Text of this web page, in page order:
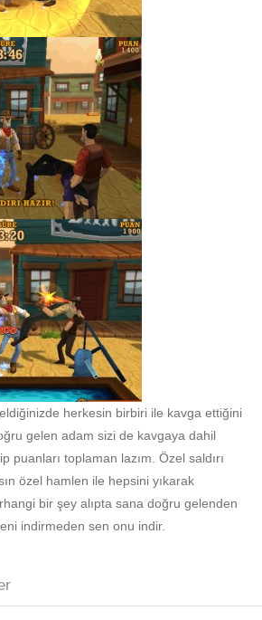
herkesin birbiri ile kavga ettiğini
gelen adam sizi de kavgaya dahil
puanları toplaman lazım. Özel saldırı
özel hamlen ile hepsini yıkarak
bir şey alıpta sana doğru gelenden
indirmeden sen onu indir.